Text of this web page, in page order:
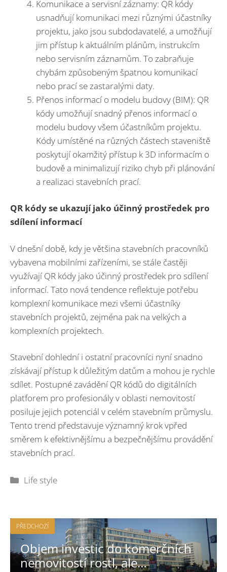
Komunikace a servisní záznamy: QR kódy
usnadňují komunikaci mezi různými účastníky
projektu, jako jsou subdodavatelé, a umožňují
jim přístup k aktuálním plánům, instrukcím
nebo servisním záznamům. To zabraňuje
chybám způsobeným špatnou komunikací
nebo prací se zastaralými daty.
Přenos informací o modelu budovy (BIM): QR
kódy umožňují snadný přenos informací o
modelu budovy všem účastníkům projektu.
Kódy umístěné na různých částech staveniště
poskytují okamžitý přístup k 3D informacím o
budově a minimalizují riziko chyb při plánování
a realizaci stavebních prací.
QR kódy se ukazují jako účinný prostředek pro
sdílení informací
V dnešní době, kdy je většina stavebních pracovníků
vybavena mobilními zařízeními, se stále častěji
využívají QR kódy jako účinný prostředek pro sdílení
informací. Tato nová tendence reflektuje potřebu
komplexní komunikace mezi všemi účastníky
stavebních projektů, zejména pak na velkých a
komplexních projektech.
Stavební dohlední i ostatní pracovníci nyní snadno
získávají přístup k důležitým datům a mohou je rychle
sdílet. Postupné zavádění QR kódů do digitálních
platforem pro profesionály v oblasti nemovitostí
posiluje jejich potenciál v celém stavebním průmyslu.
Tento trend představuje významný krok vpřed
směrem k efektivnějšímu a bezpečnějšímu provádění
stavebních prací.
Rubriky
Life style
PŘEDCHOZÍ
Objem investic do komerčních
nemovitostí rostl, ale…